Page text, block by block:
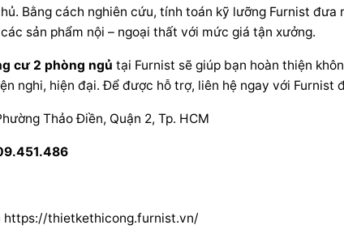
Bằng cách nghiên cứu, tính toán kỹ lưỡng Furnist
sản phẩm nội – ngoại thất với mức giá tận xưởng.
cư 2 phòng ngủ tại Furnist sẽ giúp bạn hoàn thiện
nghi, hiện đại. Để được hỗ trợ, liên hệ ngay với Furnist
Thảo Điền, Quận 2, Tp. HCM
https://thietkethicong.furnist.vn/